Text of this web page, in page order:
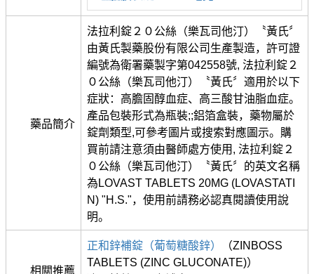
藥品簡介
法拉利錠２０公絲（樂瓦司他汀）〝黃氏〞
由黃氏製藥股份有限公司生產製造，許可證
編號為衛署藥製字第042558號, 法拉利錠２
０公絲（樂瓦司他汀）〝黃氏〞適用於以下
症狀：高膽固醇血症、高三酸甘油脂血症。
產品包裝形式為瓶裝;;鋁箔盒裝，藥物屬於
錠劑類型,可參考圖片或搜索對應圖示。購
買前請注意須由醫師處方使用, 法拉利錠２
０公絲（樂瓦司他汀）〝黃氏〞的英文名稱
為LOVAST TABLETS 20MG (LOVASTATI
N) "H.S."，使用前請務必認真閱讀使用說
明。
相關推薦
正和鋅補錠（葡萄糖酸鋅）
（ZINBOSS
TABLETS (ZINC GLUCONATE)）